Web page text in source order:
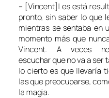
– [Vincent]Les está
pronto, sin saber lo que
mientras se sentaba en
momento más que
Vincent. A veces
escuchar que no va a ser
lo cierto es que llevaría
las que preocuparse,
la magia.